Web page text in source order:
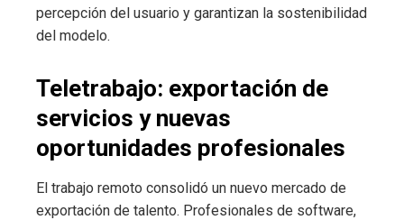
percepción del usuario y garantizan la sostenibilidad
del modelo.
Teletrabajo: exportación de
servicios y nuevas
oportunidades profesionales
El trabajo remoto consolidó un nuevo mercado de
exportación de talento. Profesionales de software,